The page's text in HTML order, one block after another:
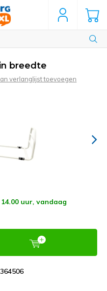
breedte
verlanglijst toevoegen
uur, vandaag